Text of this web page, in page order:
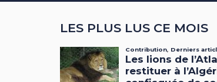
LES PLUS LUS CE MOIS